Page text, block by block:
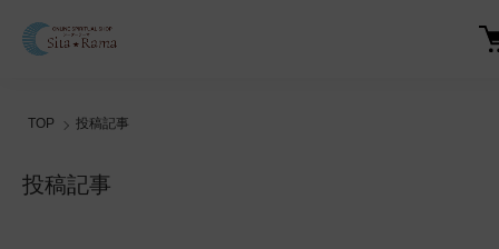
TOP 投稿記事
投稿記事